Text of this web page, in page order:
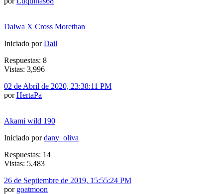
Daiwa X Cross Morethan
Iniciado porDail
Respuestas: 8
Vistas: 3,996
02 de Abril de 2020, 23:38:11 PM
porHertaPa
Akami wild 190
Iniciado pordany_oliva
Respuestas: 14
Vistas: 5,483
26 de Septiembre de 2019, 15:55:24 PM
por goatmoon